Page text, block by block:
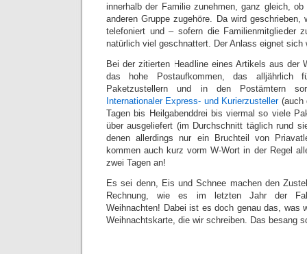
innerhalb der Familie zunehmen, ganz gleich,
anderen Gruppe zugehöre. Da wird
telefoniert und – sofern die Familienmitglieder
natürlich viel geschnattert. Der Anlass eignet sich
Bei der zitierten Headline eines Artikels aus der
das hohe Postaufkommen, das alljährlich
Paketzustellern und in den Postämtern
Internationaler Express- und Kurierzusteller(auch
Tagen bis Heilgabenddrei bis viermal so viele
über ausgeliefert (im Durchschnitt täglich rund
denen allerdings nur ein Bruchteil von
kommen auch kurz vorm W-Wort in der Regel
zwei Tagen an!
Es sei denn, Eis und Schnee machen den
Rechnung, wie es im letzten Jahr der
Weihnachten! Dabei ist es doch genau das, was
Weihnachtskarte, die wir schreiben. Das besang